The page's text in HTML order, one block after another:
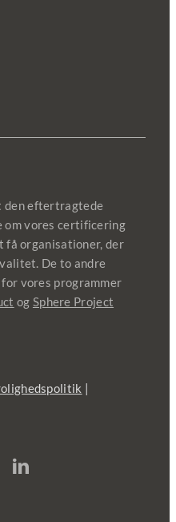
den eftertragtede
om vores certificering
få organisationer, der
De to andre
vores programmer
og Sphere Project
|